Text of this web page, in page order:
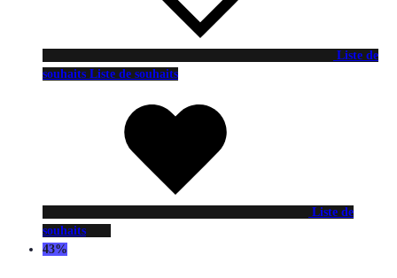
Liste de
souhaits Liste de souhaits
Liste de
souhaits
43%